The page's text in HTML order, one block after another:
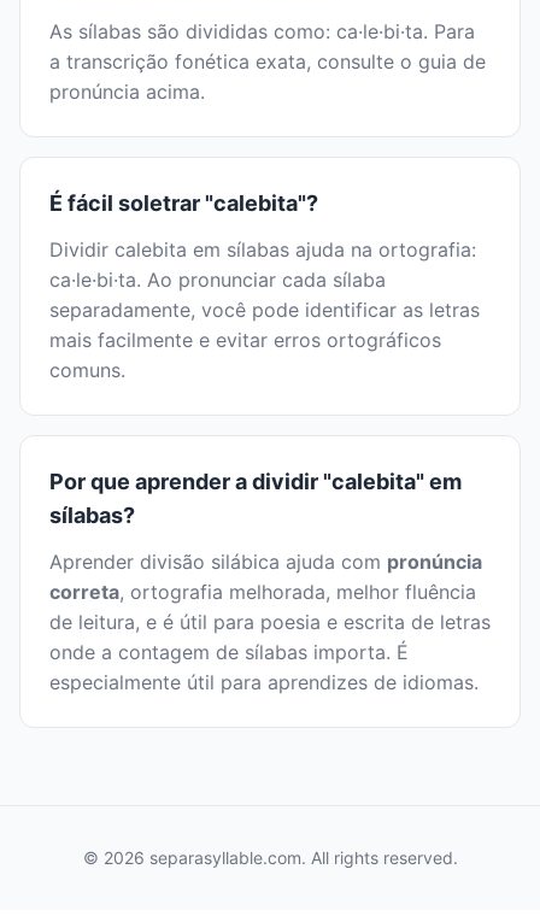
As sílabas são divididas como: ca·le·bi·ta. Para
a transcrição fonética exata, consulte o guia de
pronúncia acima.
É fácil soletrar "calebita"?
Dividir calebita em sílabas ajuda na ortografia:
ca·le·bi·ta. Ao pronunciar cada sílaba
separadamente, você pode identificar as letras
mais facilmente e evitar erros ortográficos
comuns.
Por que aprender a dividir "calebita" em
sílabas?
Aprender divisão silábica ajuda com pronúncia
correta, ortografia melhorada, melhor fluência
de leitura, e é útil para poesia e escrita de letras
onde a contagem de sílabas importa. É
especialmente útil para aprendizes de idiomas.
© 2026 separasyllable.com. All rights reserved.